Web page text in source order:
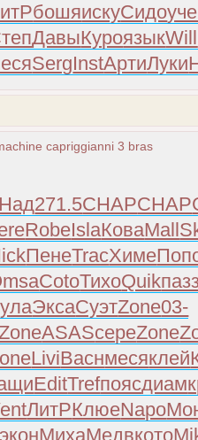
бошяискуСидо
ДавыКуроязыкWill
SergInstАртиЛуки
capriggianni 3 bras
271.5CHAPCHAP
RobeIslaКоваMall
ПенеTracХиме
CotoТихоQuik
ЭксаСуэтZone03-
ASASсереZone
LiviВаснмесяклей
EditTrefпоясдиам
ЛитРКлюеNapo
эконМихаМедвкото